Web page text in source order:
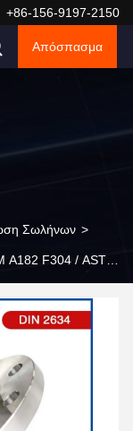
+86-156-9197-2150
Απόσπασμα
Σωλήνων >
A182 F304 / ASTM